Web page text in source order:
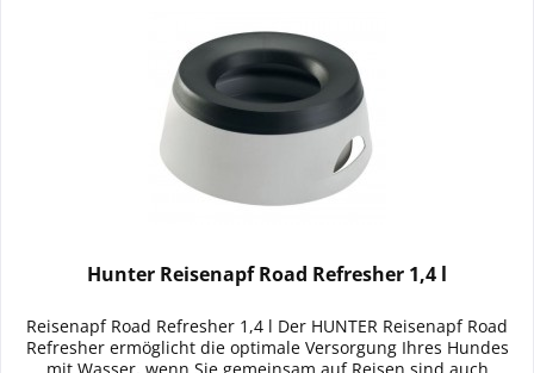
Hunter Reisenapf Road Refresher 1,4 l
Reisenapf Road Refresher 1,4 l Der HUNTER Reisenapf Road
Refresher ermöglicht die optimale Versorgung Ihres Hundes